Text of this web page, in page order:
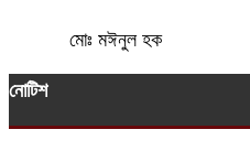
মোঃ মঈনুল হক
নোটিশ